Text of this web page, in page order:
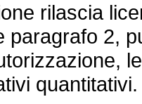
rilascia
paragrafo 2,
quantitativi.